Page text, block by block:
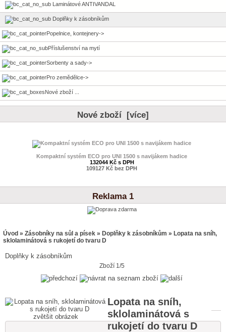
Laminátové ANTIVANDAL
Doplňky k zásobníkům
Popelnice, kontejnery->
Příslušenství na mytí
Sorbenty a sady->
Pro zemědělce->
Nové zboží ...
Nové zboží [více]
Kompaktní systém ECO pro UNI 1500 s navijákem hadice
132044 Kč s DPH
109127 Kč bez DPH
Reklama 1
Úvod »Zásobníky na sůl a písek » Doplňky k zásobníkům » Lopata na sníh,
sklolaminátová s rukojetí do tvaru D
Doplňky k zásobníkům
Zboží 1/5
zvětšit obrázek
Lopata na sníh,
sklolaminátová s
rukojetí do tvaru D